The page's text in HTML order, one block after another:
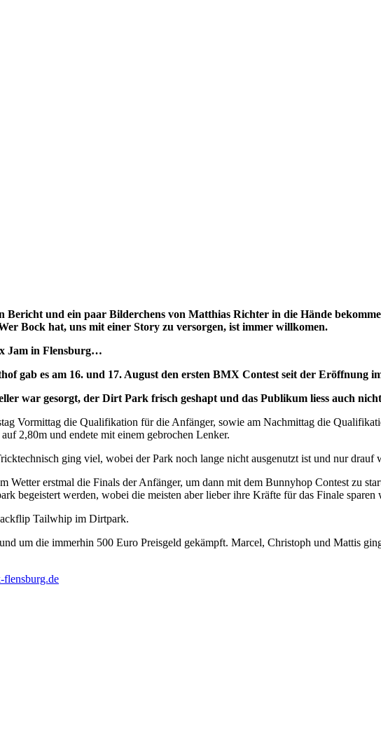
Bericht und ein paar Bilderchens von Matthias Richter in die Hände
Bock hat, uns mit einer Story zu versorgen, ist immer willkomen.
Jam in Flensburg…
gab es am 16. und 17. August den ersten BMX Contest seit der Eröffnung
war gesorgt, der Dirt Park frisch geshapt und das Publikum liess auch
Vormittag die Qualifikation für die Anfänger, sowie am Nachmittag die
2,80m und endete mit einem gebrochen Lenker.
ging viel, wobei der Park noch lange nicht ausgenutzt ist und nur
Wetter erstmal die Finals der Anfänger, um dann mit dem Bunnyhop Contest zu
begeistert werden, wobei die meisten aber lieber ihre Kräfte für das Finale sparen
Tailwhip im Dirtpark.
um die immerhin 500 Euro Preisgeld gekämpft. Marcel, Christoph und Mattis
flensburg.de